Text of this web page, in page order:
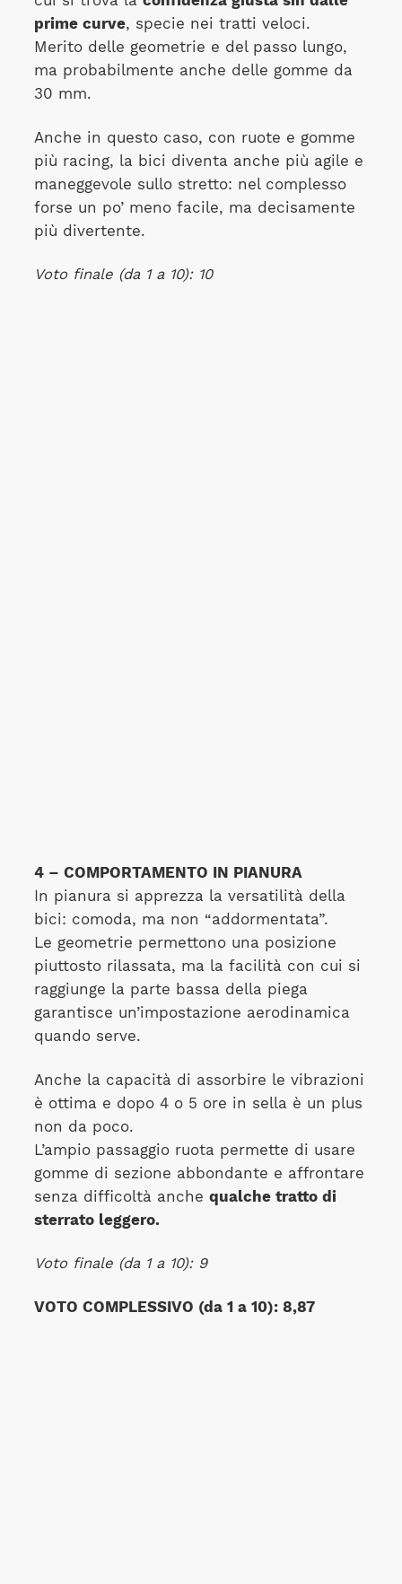
prime curve, specie nei tratti veloci.
Merito delle geometrie e del passo lungo,
ma probabilmente anche delle gomme da
30 mm.
Anche in questo caso, con ruote e gomme
più racing, la bici diventa anche più agile e
maneggevole sullo stretto: nel complesso
forse un po’ meno facile, ma decisamente
più divertente.
Voto finale (da 1 a 10): 10
4 – COMPORTAMENTO IN PIANURA
In pianura si apprezza la versatilità della
bici: comoda, ma non “addormentata”.
Le geometrie permettono una posizione
piuttosto rilassata, ma la facilità con cui si
raggiunge la parte bassa della piega
garantisce un’impostazione aerodinamica
quando serve.
Anche la capacità di assorbire le vibrazioni
è ottima e dopo 4 o 5 ore in sella è un plus
non da poco.
L’ampio passaggio ruota permette di usare
gomme di sezione abbondante e affrontare
senza difficoltà anche qualche tratto di
sterrato leggero.
Voto finale (da 1 a 10): 9
VOTO COMPLESSIVO (da 1 a 10): 8,87